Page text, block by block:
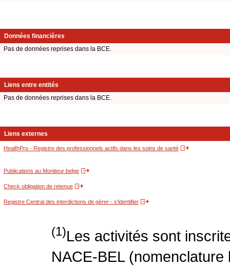
Données financières
Pas de données reprises dans la BCE.
Liens entre entités
Pas de données reprises dans la BCE.
Liens externes
HealthPro - Registre des professionnels actifs dans les soins de santé
Publications au Moniteur belge
Check obligation de retenue
Registre Central des interdictions de gérer - s'identifier
(1)Les activités sont
NACE-BEL